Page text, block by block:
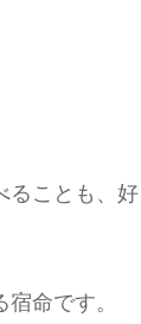
ことも、
命です。